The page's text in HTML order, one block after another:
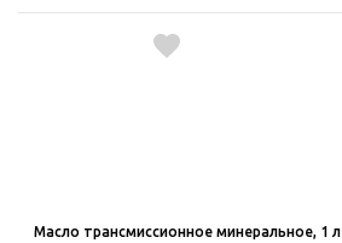
Масло трансмиссионное минеральное, 1 л